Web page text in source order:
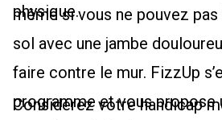
physique.
même si vous ne pouvez
sol avec une jambe
faire contre le mur. FizzUp
programme et vous propose
Considérez votre handicap